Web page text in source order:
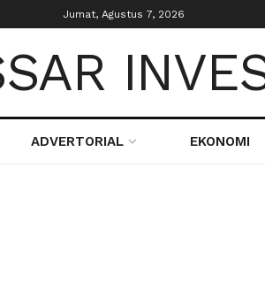
Jumat, Agustus 7, 2026
ADVERTORIAL EKONOMI